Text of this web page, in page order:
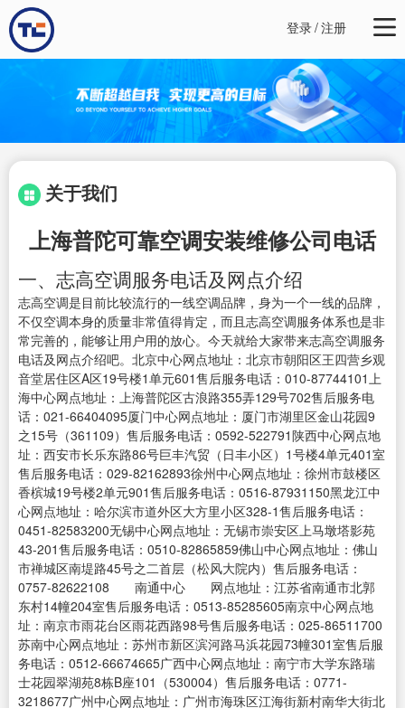
登录/注册
关于我们
上海普陀可靠空调安装维修公司电话
一、志高空调服务电话及网点介绍
志高空调是目前比较流行的一线空调品牌，身为一个一线的品牌，
不仅空调本身的质量非常值得肯定，而且志高空调服务体系也是非
常完善的，能够让用户用的放心。今天就给大家带来志高空调服务
电话及网点介绍吧。北京中心网点地址：北京市朝阳区王四营乡观
音堂居住区A区19号楼1单元601售后服务电话：010-87744101上
海中心网点地址：上海普陀区古浪路355弄129号702售后服务电
话：021-66404095厦门中心网点地址：厦门市湖里区金山花园9
之15号（361109）售后服务电话：0592-522791陕西中心网点地
址：西安市长乐东路86号巨丰汽贸（日丰小区）1号楼4单元401室
售后服务电话：029-82162893徐州中心网点地址：徐州市鼓楼区
香槟城19号楼2单元901售后服务电话：0516-87931150黑龙江中
心网点地址：哈尔滨市道外区大方里小区328-1售后服务电话：
0451-82583200无锡中心网点地址：无锡市崇安区上马墩塔影苑
43-201售后服务电话：0510-82865859佛山中心网点地址：佛山
市禅城区南堤路45号之二首层（松风大院内）售后服务电话：
0757-82622108 南通中心 网点地址：江苏省南通市北郭
东村14幢204室售后服务电话：0513-85285605南京中心网点地
址：南京市雨花台区雨花西路98号售后服务电话：025-86511700
苏南中心网点地址：苏州市新区滨河路马浜花园73幢301室售后服
务电话：0512-66674665广西中心网点地址：南宁市大学东路瑞
士花园翠湖苑8栋B座101（530004）售后服务电话：0771-
3218677广州中心网点地址：广州市海珠区江海街新村南华大街北